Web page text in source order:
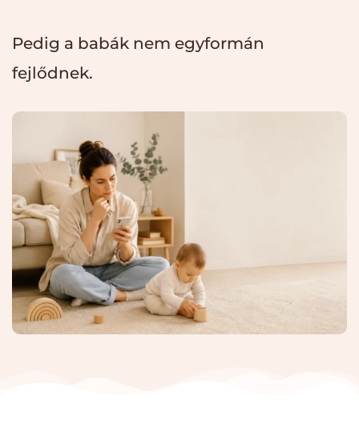
Pedig a babák nem egyformán
fejlődnek.